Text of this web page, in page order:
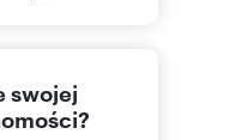
swojej